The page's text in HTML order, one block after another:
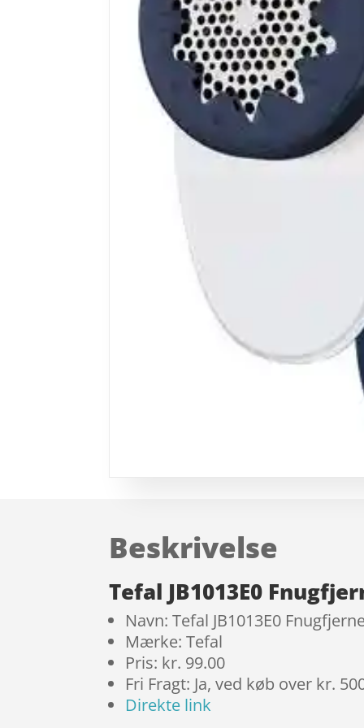
Beskrivelse
Tefal JB1013E0
Navn: Tefal JB1013E0
Mærke: Tefal
Pris: kr. 99.00
Fri Fragt: Ja, ved køb over kr.
Direkte link